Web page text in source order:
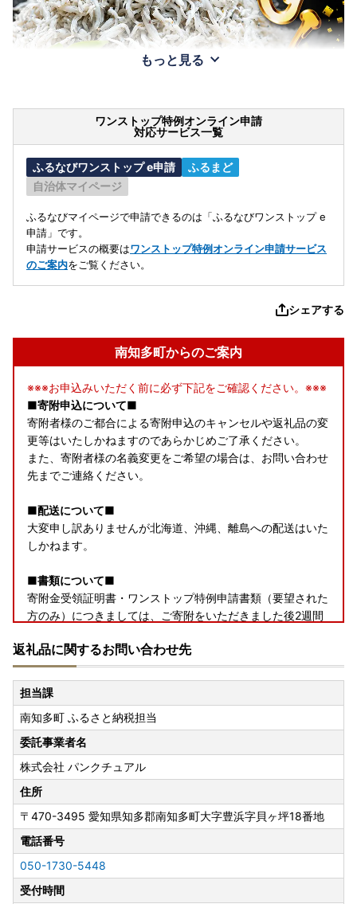
もっと見る
ワンストップ特例オンライン申請
対応サービス一覧
ふるなびワンストップ e申請
ふるまど
自治体マイページ
ふるなびマイページで申請できるのは「ふるなびワンストップ e
申請」です。
申請サービスの概要はワンストップ特例オンライン申請サービス
のご案内をご覧ください。
シェアする
南知多町からのご案内
※※※お申込みいただく前に必ず下記をご確認ください。※※※
■寄附申込について■
寄附者様のご都合による寄附申込のキャンセルや返礼品の変
更等はいたしかねますのであらかじめご了承ください。
また、寄附者様の名義変更をご希望の場合は、お問い合わせ
先までご連絡ください。
■配送について■
大変申し訳ありませんが北海道、沖縄、離島への配送はいた
しかねます。
■書類について■
寄附金受領証明書・ワンストップ特例申請書類（要望された
方のみ）につきましては、ご寄附をいただきました後2週間
ただし、ご寄附お申込多数の際は1か月程度を要します。
■返礼品について■
▼申込前
発送予定につきましては、お選びいただく返礼品により異な
ります。各返礼品詳細ページの「配送」欄に記載しておりま
すので、ご確認の上お申し込みください。なお、時期によっ
てはお申し込みが集中するため、返礼品のお届けまでにお時
間を要しますことをあらかじめご了承の上お申し込みいただ
きますようお願いいたします。
また、返礼品をお受け取りいただけないご不在期間等がござ
いましたら、備考欄にご入力いただくか、お問い合わせ先ま
でご連絡ください。ただし、お届け時期の指定等のご要望に
つきましては対応いたしかねますのであらかじめご了承くだ
さい。
返礼品に関するお問い合わせ先
担当課
南知多町 ふるさと納税担当
委託事業者名
株式会社 パンクチュアル
住所
〒470-3495 愛知県知多郡南知多町大字豊浜字貝ヶ坪18番地
電話番号
050-1730-5448
受付時間